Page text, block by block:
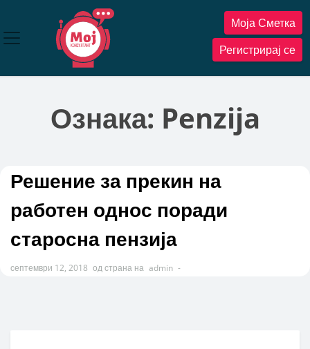
содржината
Моја Сметка
Регистрирај се
Ознака: Penzija
Решение за прекин на
работен однос поради
старосна пензија
септември 12, 2018 од страна на admin -